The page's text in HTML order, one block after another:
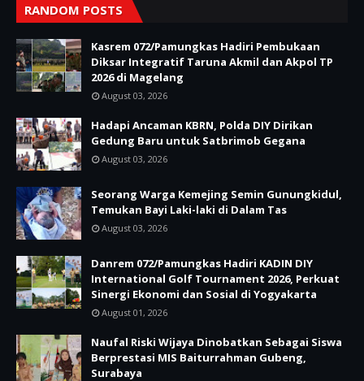
RANDOM POSTS
Kasrem 072/Pamungkas Hadiri Pembukaan
Diksar Integratif Taruna Akmil dan Akpol TP
2026 di Magelang
August 03, 2026
Hadapi Ancaman KBRN, Polda DIY Dirikan
Gedung Baru untuk Satbrimob Gegana
August 03, 2026
Seorang Warga Kemejing Semin Gunungkidul,
Temukan Bayi Laki-laki di Dalam Tas
August 03, 2026
Danrem 072/Pamungkas Hadiri KADIN DIY
International Golf Tournament 2026, Perkuat
Sinergi Ekonomi dan Sosial di Yogyakarta
August 01, 2026
Naufal Riski Wijaya Dinobatkan Sebagai Siswa
Berprestasi MIS Baiturrahman Gubeng,
Surabaya